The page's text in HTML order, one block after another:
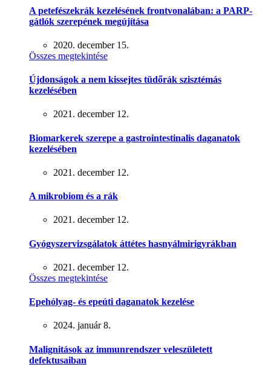
A petefészekrák kezelésének frontvonalában: a PARP-
gátlók szerepének megújítása
2020. december 15.
Összes megtekintése
Újdonságok a nem kissejtes tüdőrák szisztémás
kezelésében
2021. december 12.
Biomarkerek szerepe a gastrointestinalis daganatok
kezelésében
2021. december 12.
A mikrobiom és a rák
2021. december 12.
Gyógyszervizsgálatok áttétes hasnyálmirigyrákban
2021. december 12.
Összes megtekintése
Epehólyag- és epeúti daganatok kezelése
2024. január 8.
Malignitások az immunrendszer veleszületett
defektusaiban